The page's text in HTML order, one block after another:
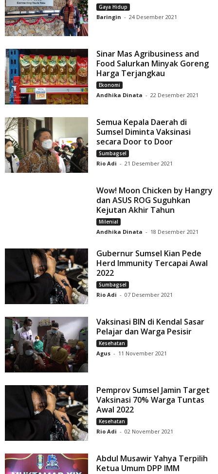
Gaya Hidup
Baringin - 24 Desember 2021
Sinar Mas Agribusiness and
Food Salurkan Minyak Goreng
Harga Terjangkau
Ekonomi
Andhika Dinata - 22 Desember 2021
Semua Kepala Daerah di
Sumsel Diminta Vaksinasi
secara Door to Door
Sumbagsel
Rio Adi - 21 Desember 2021
Wow! Moon Chicken by Hangry
dan ASUS ROG Suguhkan
Kejutan Akhir Tahun
Milenial
Andhika Dinata - 18 Desember 2021
Gubernur Sumsel Kian Pede
Herd Immunity Tercapai Awal
2022
Sumbagsel
Rio Adi - 07 Desember 2021
Vaksinasi BIN di Kendal Sasar
Pelajar dan Warga Pesisir
Kesehatan
Agus - 11 November 2021
Pemprov Sumsel Jamin Target
Vaksinasi 70% Warga Tuntas
Awal 2022
Kesehatan
Rio Adi - 02 November 2021
Abdul Musawir Yahya Terpilih
Ketua Umum DPP IMM